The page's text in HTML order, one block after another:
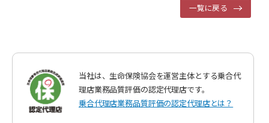
一覧に戻る
当社は、生命保険協会を運営主体とする乗合代
理店業務品質評価の認定代理店です。
乗合代理店業務品質評価の認定代理店とは？